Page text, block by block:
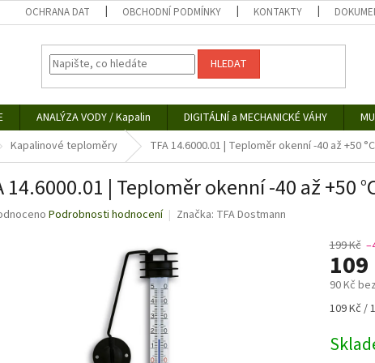
OCHRANA DAT OBCHODNÍ PODMÍNKY KONTAKTY
HLEDAT
ANALÝZA VODY / Kapalin DIGITÁLNÍ a MECHANICKÉ VÁHY
Kapalinové teploměry TFA 14.6000.01 | Teploměr okenní -40 až +50
14.6000.01 | Teploměr okenní -40 až +50
Podrobnosti hodnocení Značka: TFA Dostmann
199 Kč
109
90 Kč
Měrná
109 Kč /